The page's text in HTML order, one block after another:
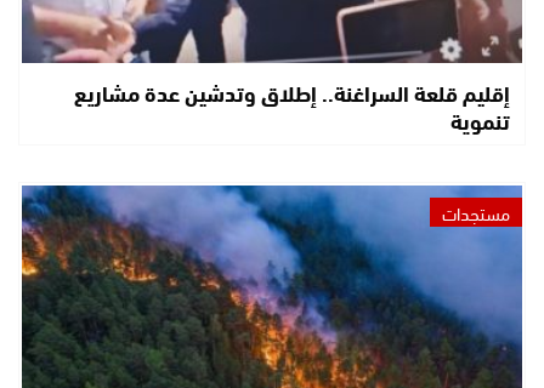
إقليم قلعة السراغنة.. إطلاق وتدشين عدة مشاريع
تنموية
مستجدات